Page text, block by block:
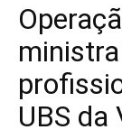
UBS